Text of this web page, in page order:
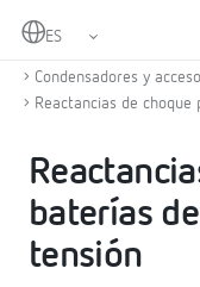
Home
Condensadores y
Reactancias de
baterías
tensión